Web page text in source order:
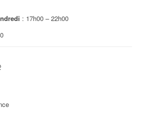
: 17h00 – 22h00